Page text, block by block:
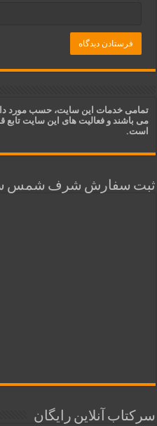
تمامی خدمات این سایت، حسب مورد
می باشند و فعالیت های این سایت تابع
است.
ثبت سفارش شرف شمس سال
سرکتاب آنلاین رایگان